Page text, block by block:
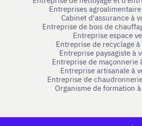
Entreprises
Cabinet d'assurance à
Entreprise de bois de
Entreprise espace
Entreprise de recyclage
Entreprise paysagiste à
Entreprise de maçonnerie
Entreprise artisanale à
Entreprise de
Organisme de formation